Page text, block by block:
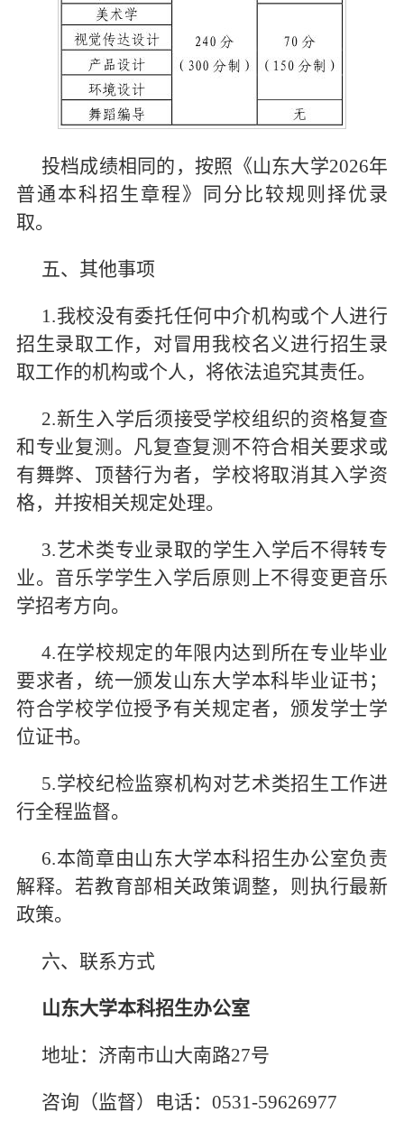
投档成绩相同的，按照《山东大学2026年
普通本科招生章程》同分比较规则择优录
取。
五、其他事项
1.我校没有委托任何中介机构或个人进行
招生录取工作，对冒用我校名义进行招生录
取工作的机构或个人，将依法追究其责任。
2.新生入学后须接受学校组织的资格复查
和专业复测。凡复查复测不符合相关要求或
有舞弊、顶替行为者，学校将取消其入学资
格，并按相关规定处理。
3.艺术类专业录取的学生入学后不得转专
业。音乐学学生入学后原则上不得变更音乐
学招考方向。
4.在学校规定的年限内达到所在专业毕业
要求者，统一颁发山东大学本科毕业证书；
符合学校学位授予有关规定者，颁发学士学
位证书。
5.学校纪检监察机构对艺术类招生工作进
行全程监督。
6.本简章由山东大学本科招生办公室负责
解释。若教育部相关政策调整，则执行最新
政策。
六、联系方式
山东大学本科招生办公室
地址：济南市山大南路27号
咨询（监督）电话：0531-59626977